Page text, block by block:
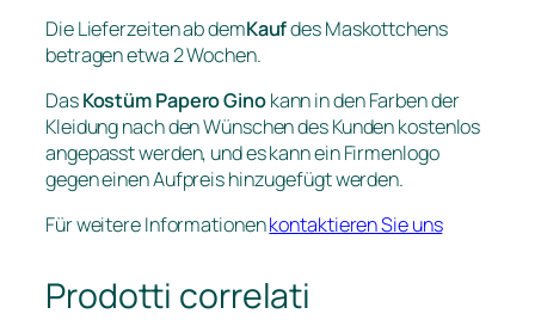
Die Lieferzeiten ab demKaufdes Maskottchens
betragen etwa 2 Wochen.
DasKostüm Papero Ginokann in den Farben der
Kleidung nach den Wünschen des Kunden kostenlos
angepasst werden, und es kann ein Firmenlogo
gegen einen Aufpreis hinzugefügt werden.
Für weitere Informationenkontaktieren Sie uns
Prodotti correlati